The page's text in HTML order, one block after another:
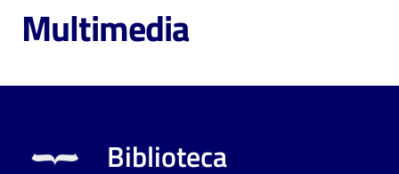
puoi
Multimedia
Biblioteca